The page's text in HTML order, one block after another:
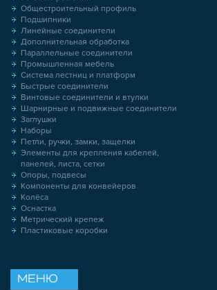
Общестроительный профиль
Подшипники
Линейные соединители
Дополнительная обработка
Параллельные соединители
Промышленная мебель
Система лестниц и платформ
Быстрые соединители
Винтовые соединители и втулки
Шарнирные и подвижные соединители
Заглушки
Наборы
Петли, ручки, замки, защелки
Элементы для крепления кабелей,
панелей, листа, сетки
Опоры, подвесы
Компоненты для конвейеров
Колёса
Оснастка
Метрический крепеж
Пластиковые коробки
МЕНЮ